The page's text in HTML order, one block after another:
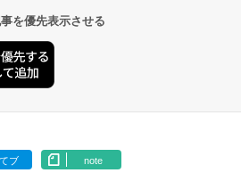
を優先表示させる
ブ note